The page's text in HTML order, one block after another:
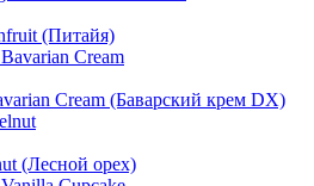
(Питайя)
Cream (Баварский крем DX)
(Лесной орех)